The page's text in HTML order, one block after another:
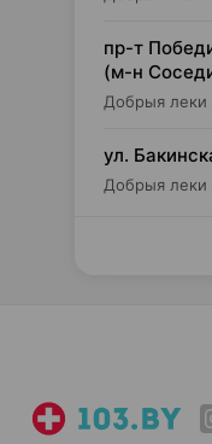
пр-т
(м-н
ул.